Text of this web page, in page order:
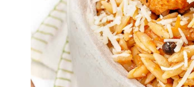
Τώρα που αρχίζει
απολαύσουμε
συμφωνούμε πως το
μπορεί να
αποτελείται από
πλούσια κόκκινη